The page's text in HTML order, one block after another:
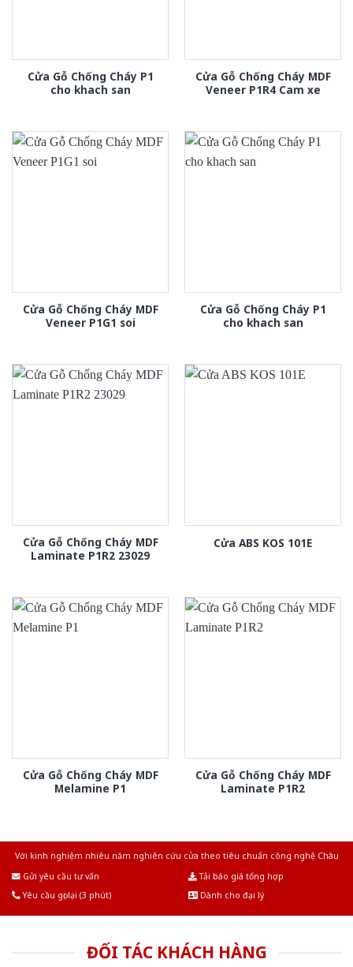
Cửa Gỗ Chống Cháy P1
cho khach san
Cửa Gỗ Chống Cháy MDF
Veneer P1R4 Cam xe
Cửa Gỗ Chống Cháy MDF
Veneer P1G1 soi
Cửa Gỗ Chống Cháy P1
cho khach san
Cửa Gỗ Chống Cháy MDF
Laminate P1R2 23029
Cửa ABS KOS 101E
Cửa Gỗ Chống Cháy MDF
Melamine P1
Cửa Gỗ Chống Cháy MDF
Laminate P1R2
Với kinh nghiệm nhiêu năm nghiên cứu cửa theo tiêu chuẩn công nghệ Châu
Gửi yêu cầu tư vấn
Tải báo giá tổng hợp
Yêu cầu gọi lại (3 phút)
Dành cho đại lý
ĐỐI TÁC KHÁCH HÀNG